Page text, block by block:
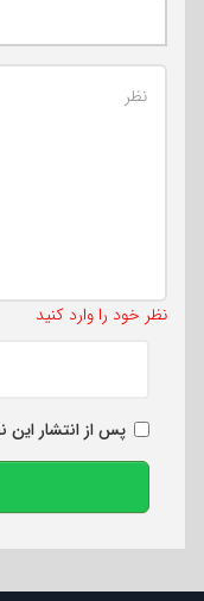
نظر خود را وارد کنید
پس از انتشار این